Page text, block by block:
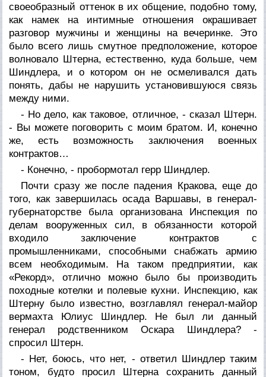
своеобразный оттенок в их общение, подобно тому,
как намек на интимные отношения окрашивает
разговор мужчины и женщины на вечеринке. Это
было всего лишь смутное предположение, которое
волновало Штерна, естественно, куда больше, чем
Шиндлера, и о котором он не осмеливался дать
понять, дабы не нарушить установившуюся связь
между ними.
- Но дело, как таковое, отличное, - сказал Штерн.
- Вы можете поговорить с моим братом. И, конечно
же, есть возможность заключения военных
контрактов…
- Конечно, - пробормотал герр Шиндлер.
Почти сразу же после падения Кракова, еще до
того, как завершилась осада Варшавы, в генерал-
губернаторстве была организована Инспекция по
делам вооруженных сил, в обязанности которой
входило заключение контрактов с
промышленниками, способными снабжать армию
всем необходимым. На таком предприятии, как
«Рекорд», отлично можно было бы производить
походные котелки и полевые кухни. Инспекцию, как
Штерну было известно, возглавлял генерал-майор
вермахта Юлиус Шиндлер. Не был ли данный
генерал родственником Оскара Шиндлера? -
спросил Штерн.
- Нет, боюсь, что нет, - ответил Шиндлер таким
тоном, будто просил Штерна сохранить данный